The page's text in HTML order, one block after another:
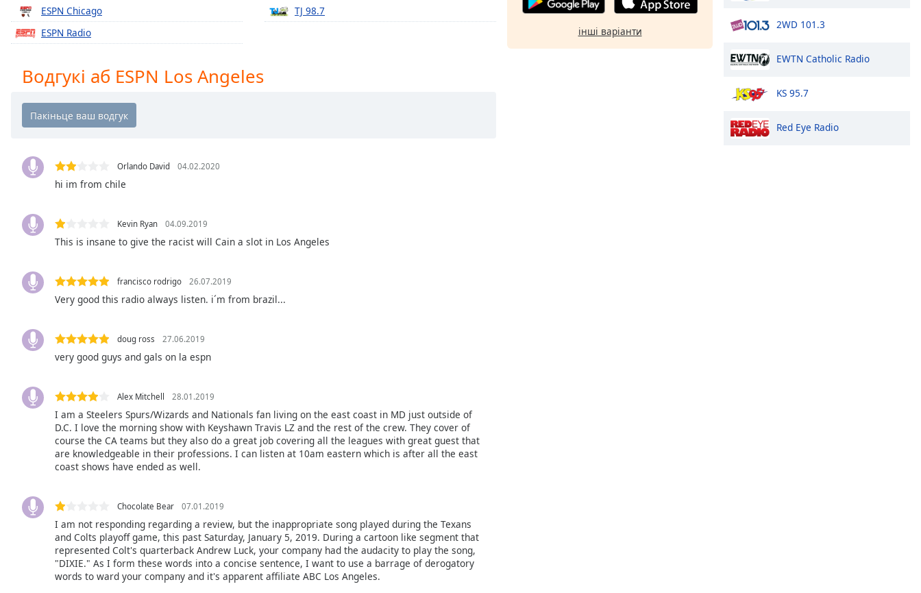
Chapters
Descriptions
off,
selected
Subtitles
settings ,
opens
subtitles
dialog
subtitles
Audio
Picture-
in-
Picture
dialog
window.
ESPN Chicago
ESPN Radio
TJ 98.7
Водгукі аб ESPN Los Angeles
Orlando David 04.02.2020
hi im from chile
Kevin Ryan 04.09.2019
This is insane to give the racist will Cain a slot in Los Angeles
francisco rodrigo 26.07.2019
Very good this radio always listen. i´m from brazil...
doug ross 27.06.2019
very good guys and gals on la espn
Alex Mitchell 28.01.2019
I am a Steelers Spurs/Wizards and Nationals fan living on the east coast in MD just outside of
D.C. I love the morning show with Keyshawn Travis LZ and the rest of the crew. They cover of
course the CA teams but they also do a great job covering all the leagues with great guest that
are knowledgeable in their professions. I can listen at 10am eastern which is after all the east
coast shows have ended as well.
Chocolate Bear 07.01.2019
I am not responding regarding a review, but the inappropriate song played during the Texans
and Colts playoff game, this past Saturday, January 5, 2019. During a cartoon like segment that
represented Colt's quarterback Andrew Luck, your company had the audacity to play the song,
"DIXIE." As I form these words into a concise sentence, I want to use a barrage of derogatory
words to ward your company and it's apparent affiliate ABC Los Angeles.
інші варіанти
2WD 101.3
EWTN Catholic Radio
KS 95.7
Red Eye Radio